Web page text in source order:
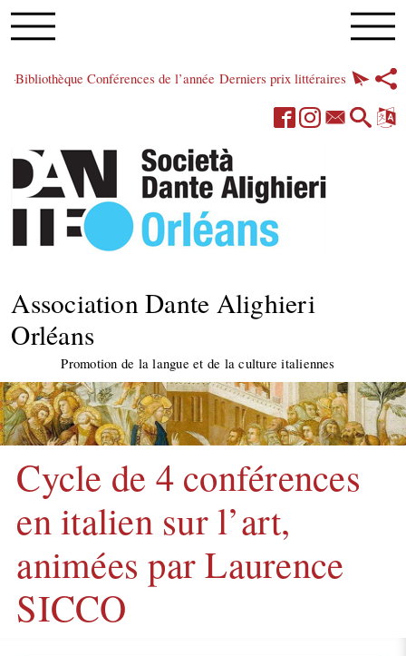
Bibliothèque Conférences de l’année Derniers prix littéraires
Association Dante Alighieri
Orléans
Promotion de la langue et de la culture italiennes
Cycle de 4 conférences
en italien sur l’art,
animées par Laurence
SICCO